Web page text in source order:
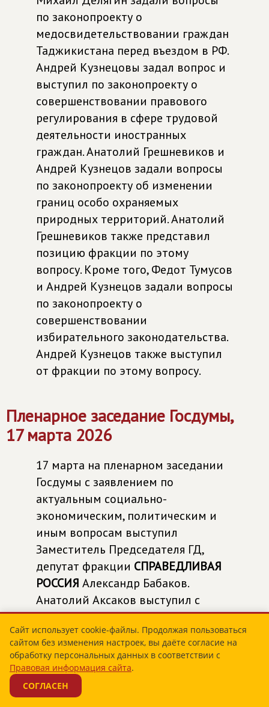
по законопроекту о
медосвидетельствовании граждан
Таджикистана перед въездом в РФ.
Андрей Кузнецовы задал вопрос и
выступил по законопроекту о
совершенствовании правового
регулирования в сфере трудовой
деятельности иностранных
граждан. Анатолий Грешневиков и
Андрей Кузнецов задали вопросы
по законопроекту об изменении
границ особо охраняемых
природных территорий. Анатолий
Грешневиков также представил
позицию фракции по этому
вопросу. Кроме того, Федот Тумусов
и Андрей Кузнецов задали вопросы
по законопроекту о
совершенствовании
избирательного законодательства.
Андрей Кузнецов также выступил
от фракции по этому вопросу.
Пленарное заседание Госдумы,
17 марта 2026
17 марта на пленарном заседании
Госдумы с заявлением по
актуальным социально-
экономическим, политическим и
иным вопросам выступил
Заместитель Председателя ГД,
депутат фракции СПРАВЕДЛИВАЯ
РОССИЯ Александр Бабаков.
Анатолий Аксаков выступил с
докладом по законопроекту об
информировании заёмщика при
заключении договора
потребительского кредита.
Сайт использует cookie-файлы. Продолжая пользоваться
сайтом без изменения настроек, вы даёте согласие на
обработку персональных данных в соответствии с
Правовая информация сайта.
СОГЛАСЕН